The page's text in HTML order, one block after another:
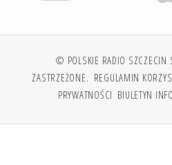
© POLSKIE RADIO SZCZECIN
ZASTRZEŻONE. REGULAMIN
PRYWATNOŚCI BIULETYN